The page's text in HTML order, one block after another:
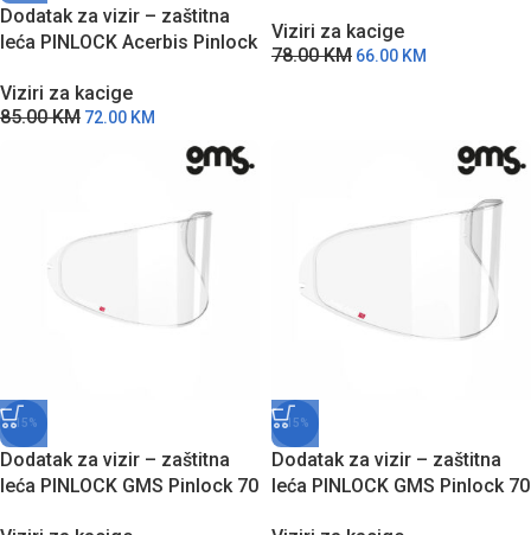
Dodatak za vizir – zaštitna
leća PINLOCK Acerbis Pinlock
Viziri za kacige
85.00KM 72.00 KM
Viziri za kacige
78.00KM 66.00 KM
-15%
Dodatak za vizir – zaštitna
leća PINLOCK GMS Pinlock 70
-15%
Dodatak za vizir – zaštitna
leća PINLOCK GMS Pinlock 70